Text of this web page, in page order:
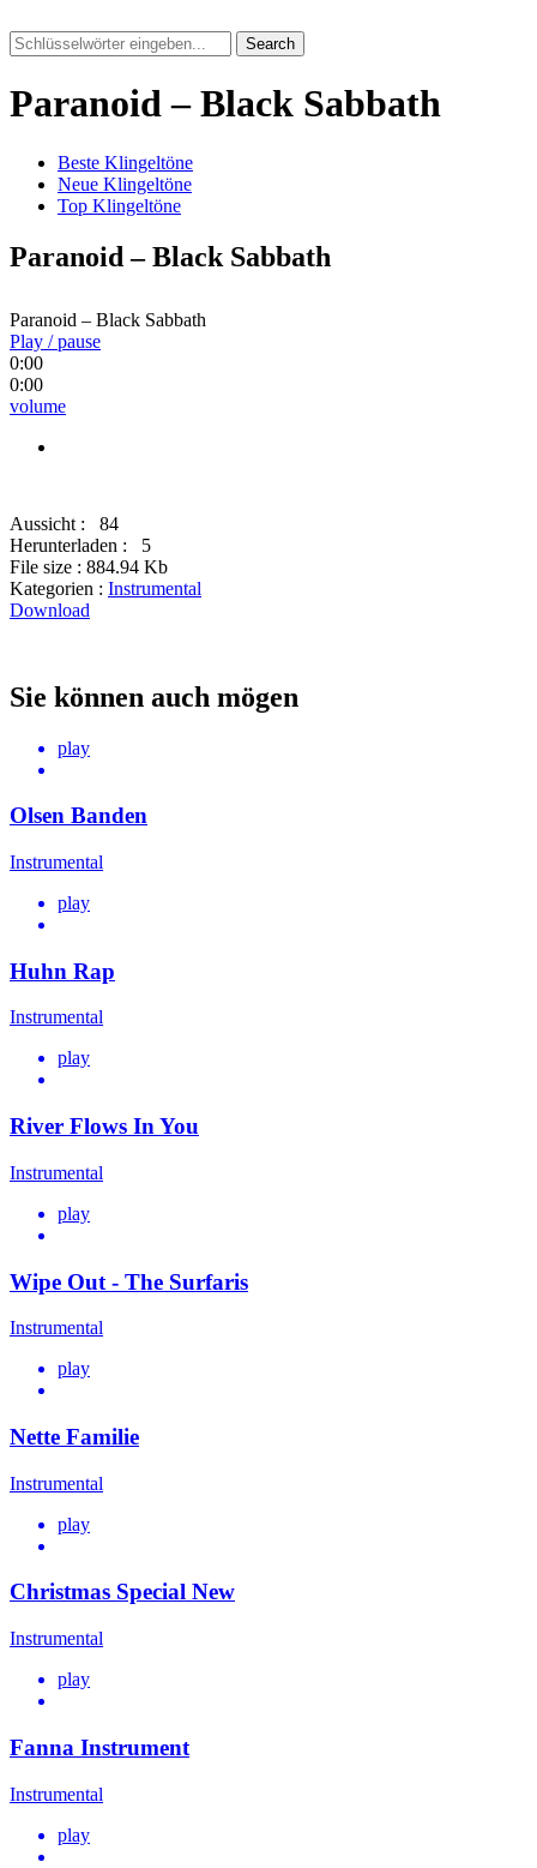
Search
Paranoid – Black Sabbath
Beste Klingeltöne
Neue Klingeltöne
Top Klingeltöne
Paranoid – Black Sabbath
Paranoid – Black Sabbath
Play / pause
0:00
0:00
volume
Aussicht :
84
Herunterladen :
5
File size : 884.94 Kb
Kategorien : Instrumental
Download
Sie können auch mögen
play
Olsen Banden
Instrumental
play
Huhn Rap
Instrumental
play
River Flows In You
Instrumental
play
Wipe Out - The Surfaris
Instrumental
play
Nette Familie
Instrumental
play
Christmas Special New
Instrumental
play
Fanna Instrument
Instrumental
play